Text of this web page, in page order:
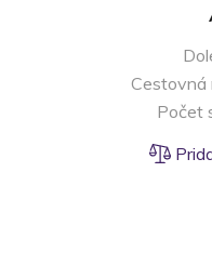
Cestovná
Počet